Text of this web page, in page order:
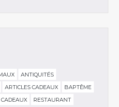
ANTIQUITÉS
ARTICLES CADEAUX
BAPTÊME
CADEAUX
RESTAURANT